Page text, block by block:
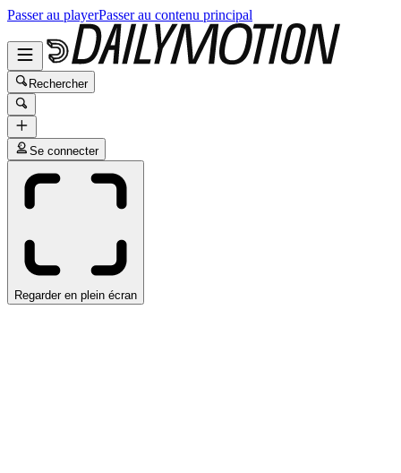
Passer au playerPasser au contenu principal
Rechercher
Se connecter
Regarder en plein écran